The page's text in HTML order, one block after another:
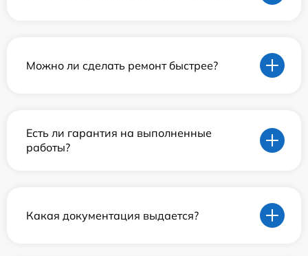
Можно ли сделать ремонт быстрее?
Есть ли гарантия на выполненные
работы?
Какая документация выдается?